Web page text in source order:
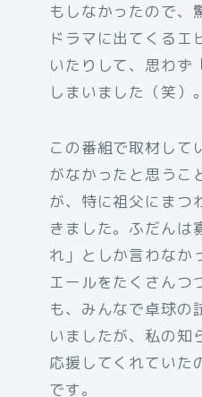
もしなかったので、
ドラマに出てくるエ
いたりして、思わず
しまいました（笑）。
この番組で取材して
がなかったと思うこ
が、特に祖父にまつ
きました。ふだんは
れ」としか言わなか
エールをたくさんつ
も、みんなで卓球の
いましたが、私の知
応援してくれていた
です。